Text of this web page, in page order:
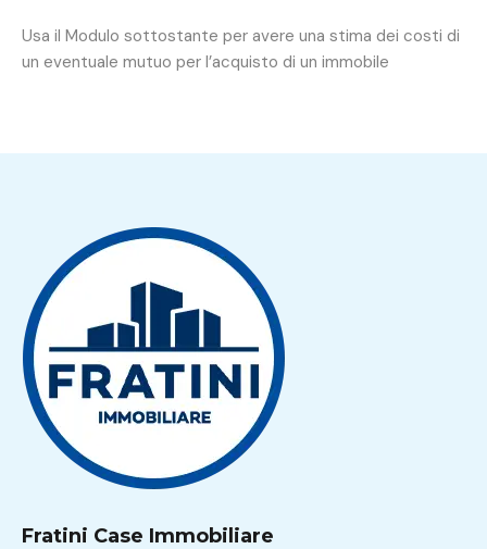
Usa il Modulo sottostante per avere una stima dei costi di
un eventuale mutuo per l’acquisto di un immobile
Fratini Case Immobiliare